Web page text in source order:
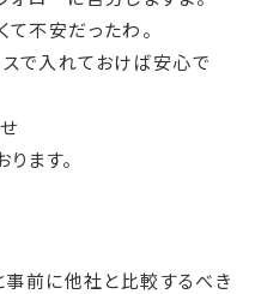
不安だったわ。
で入れておけば安心で
ます。
前に他社と比較するべき